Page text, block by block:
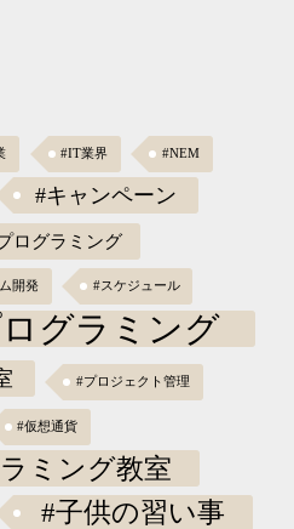
#IT業界 #NEM
#キャンペーン
ログラミング
開発 #スケジュール
グラミング
#プロジェクト管理
#仮想通貨
ミング教室
#子供の習い事